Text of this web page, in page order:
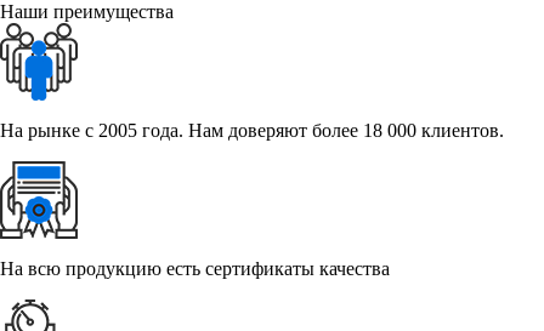
Наши преимущества
На рынке с 2005 года. Нам доверяют более 18 000 клиентов.
На всю продукцию есть сертификаты качества